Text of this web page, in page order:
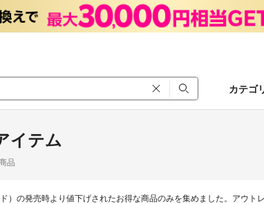
カテゴ
イテム
品
）の発売時より値下げされたお得な商品のみを集めました。アウト